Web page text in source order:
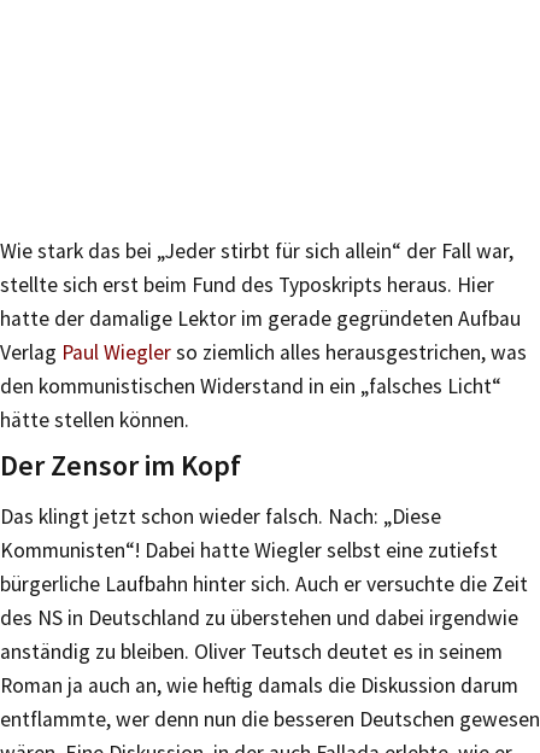
Wie stark das bei „Jeder stirbt für sich allein“ der Fall war,
stellte sich erst beim Fund des Typoskripts heraus. Hier
hatte der damalige Lektor im gerade gegründeten Aufbau
Verlag Paul Wieglerso ziemlich alles herausgestrichen, was
den kommunistischen Widerstand in ein „falsches Licht“
hätte stellen können.
Der Zensor im Kopf
Das klingt jetzt schon wieder falsch. Nach: „Diese
Kommunisten“! Dabei hatte Wiegler selbst eine zutiefst
bürgerliche Laufbahn hinter sich. Auch er versuchte die Zeit
des NS in Deutschland zu überstehen und dabei irgendwie
anständig zu bleiben. Oliver Teutsch deutet es in seinem
Roman ja auch an, wie heftig damals die Diskussion darum
entflammte, wer denn nun die besseren Deutschen gewesen